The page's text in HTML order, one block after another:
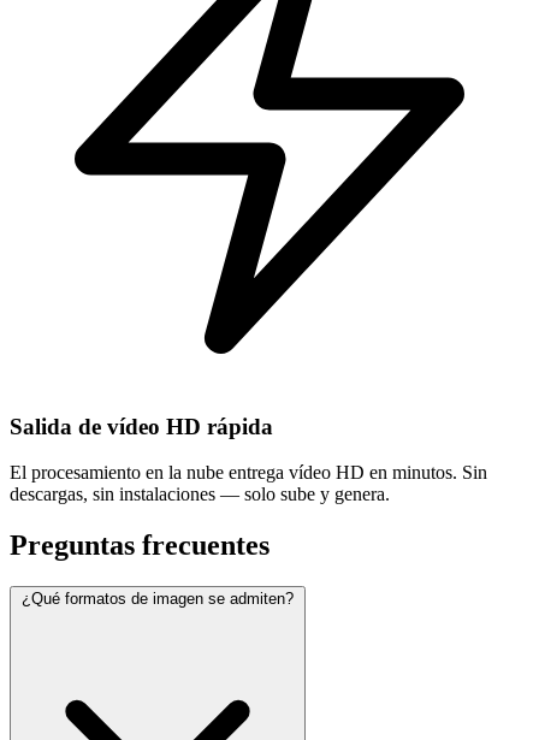
Salida de vídeo HD rápida
El procesamiento en la nube entrega vídeo HD en minutos. Sin
descargas, sin instalaciones — solo sube y genera.
Preguntas frecuentes
¿Qué formatos de imagen se admiten?